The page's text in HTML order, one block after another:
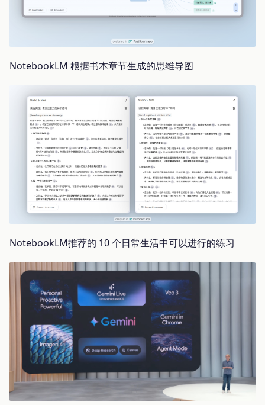
NotebookLM 根据书本章节生成的思维导图
NotebookLM推荐的 10 个日常生活中可以进行的练习